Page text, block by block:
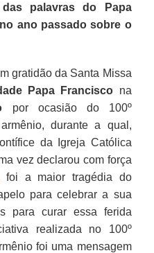
palavras do Papa
ano passado sobre o
gratidão da Santa Missa
Papa Francisco na
por ocasião do 100º
durante a qual,
da Igreja Católica
vez declarou com força
foi a maior tragédia do
para celebrar a sua
para curar essa ferida
realizada no 100º
foi uma mensagem